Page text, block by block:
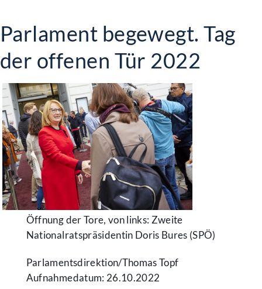
Parlament begewegt. Tag
der offenen Tür 2022
Öffnung der Tore, von links: Zweite
Nationalratspräsidentin Doris Bures (SPÖ)
Parlamentsdirektion/​Thomas Topf
Aufnahmedatum: 26.10.2022